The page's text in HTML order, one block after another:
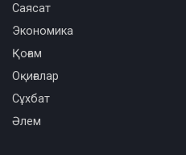
Саясат
Экономика
Қоғам
Оқиғалар
Сұхбат
Әлем